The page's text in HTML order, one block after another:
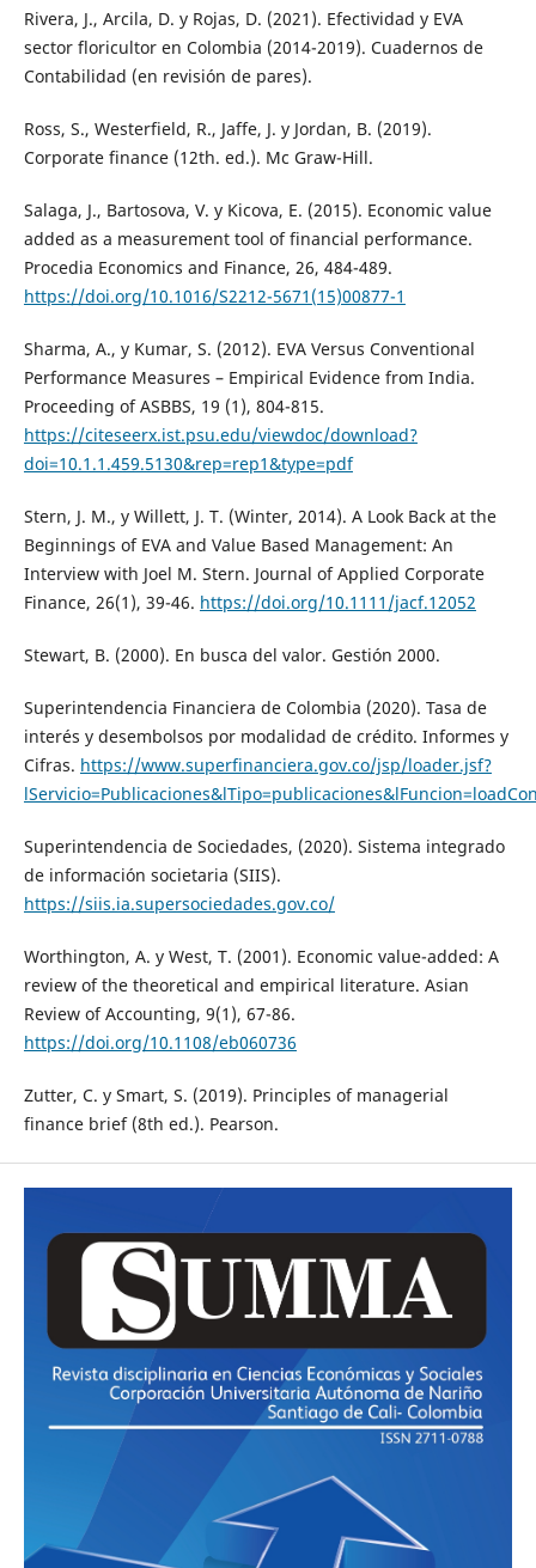
Rivera, J., Arcila, D. y Rojas, D. (2021). Efectividad y EVA
sector floricultor en Colombia (2014-2019). Cuadernos de
Contabilidad (en revisión de pares).
Ross, S., Westerfield, R., Jaffe, J. y Jordan, B. (2019).
Corporate finance (12th. ed.). Mc Graw-Hill.
Salaga, J., Bartosova, V. y Kicova, E. (2015). Economic value
added as a measurement tool of financial performance.
Procedia Economics and Finance, 26, 484-489.
https://doi.org/10.1016/S2212-5671(15)00877-1
Sharma, A., y Kumar, S. (2012). EVA Versus Conventional
Performance Measures – Empirical Evidence from India.
Proceeding of ASBBS, 19 (1), 804-815.
https://citeseerx.ist.psu.edu/viewdoc/download?
doi=10.1.1.459.5130&rep=rep1&type=pdf
Stern, J. M., y Willett, J. T. (Winter, 2014). A Look Back at the
Beginnings of EVA and Value Based Management: An
Interview with Joel M. Stern. Journal of Applied Corporate
Finance, 26(1), 39-46. https://doi.org/10.1111/jacf.12052
Stewart, B. (2000). En busca del valor. Gestión 2000.
Superintendencia Financiera de Colombia (2020). Tasa de
interés y desembolsos por modalidad de crédito. Informes y
Cifras. https://www.superfinanciera.gov.co/jsp/loader.jsf?
Superintendencia de Sociedades, (2020). Sistema integrado
de información societaria (SIIS).
https://siis.ia.supersociedades.gov.co/
Worthington, A. y West, T. (2001). Economic value-added: A
review of the theoretical and empirical literature. Asian
Review of Accounting, 9(1), 67-86.
https://doi.org/10.1108/eb060736
Zutter, C. y Smart, S. (2019). Principles of managerial
finance brief (8th ed.). Pearson.